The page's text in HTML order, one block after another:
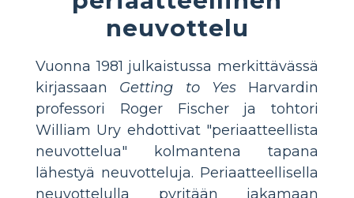
neuvottelu
Vuonna 1981 julkaistussa merkittävässä
kirjassaan Getting to YesHarvardin
professori Roger Fischer ja tohtori
William Ury ehdottivat "periaatteellista
neuvottelua" kolmantena tapana
lähestyä neuvotteluja. Periaatteellisella
neuvottelulla pyritään jakamaan